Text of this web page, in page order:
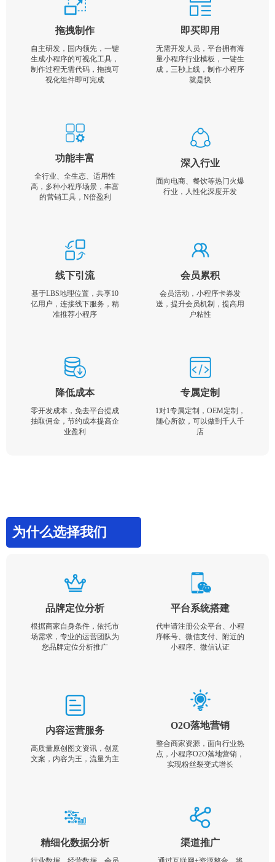
拖拽制作
自主研发，国内领先，一键
生成小程序的可视化工具，
制作过程无需代码，拖拽可
视化组件即可完成
即买即用
无需开发人员，平台拥有海
量小程序行业模板，一键生
成，三秒上线，制作小程序
就是快
功能丰富
全行业、全生态、适用性
高，多种小程序场景，丰富
的营销工具，N倍盈利
深入行业
面向电商、餐饮等热门火爆
行业，人性化深度开发
线下引流
基于LBS地理位置，共享10
亿用户，连接线下服务，精
准推荐小程序
会员累积
会员活动，小程序卡券发
送，提升会员机制，提高用
户粘性
降低成本
零开发成本，免去平台提成
抽取佣金，节约成本提高企
业盈利
专属定制
1对1专属定制，OEM定制，
随心所欲，可以做到千人千
店
为什么选择我们
品牌定位分析
根据商家自身条件，依托市
场需求，专业的运营团队为
您品牌定位分析推广
平台系统搭建
代申请注册公众平台、小程
序帐号、微信支付、附近的
小程序、微信认证
内容运营服务
高质量原创图文资讯，创意
文案，内容为王，流量为主
O2O落地营销
整合商家资源，面向行业热
点，小程序O2O落地营销，
实现粉丝裂变式增长
精细化数据分析 渠道推广